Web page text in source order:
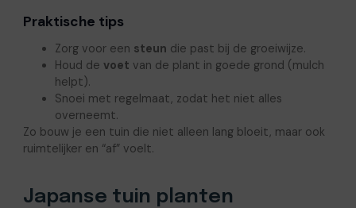
Praktische tips
Zorg voor een steun die past bij de groeiwijze.
Houd de voet van de plant in goede grond (mulch
helpt).
Snoei met regelmaat, zodat het niet alles
overneemt.
Zo bouw je een tuin die niet alleen lang bloeit, maar ook
ruimtelijker en “af” voelt.
Japanse tuin planten